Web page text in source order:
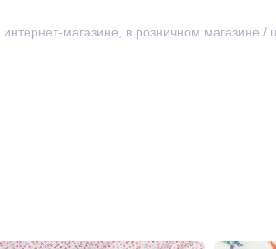
магазине, в розничном магазине /